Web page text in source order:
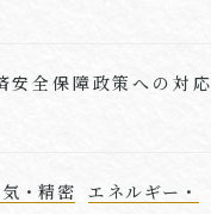
安全保障政策への対応
・精密 エネルギー・